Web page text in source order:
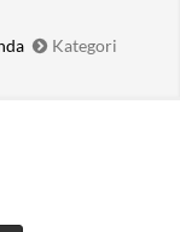
Kategori